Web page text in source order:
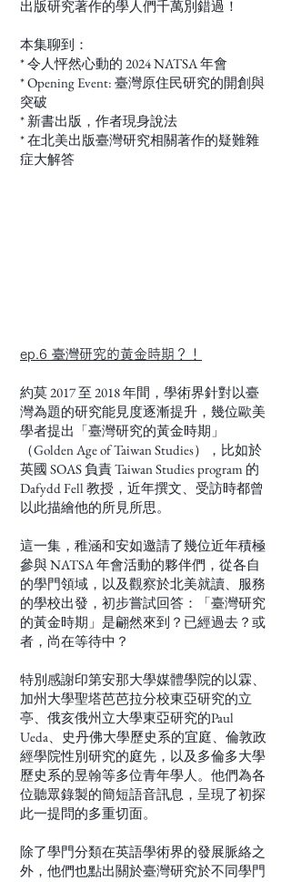
出版研究著作的學人們千萬別錯過！
本集聊到：
* 令人怦然心動的 2024 NATSA 年會
* Opening Event: 臺灣原住民研究的開創與
突破
* 新書出版，作者現身說法
* 在北美出版臺灣研究相關著作的疑難雜
症大解答
ep.6 臺灣研究的黃金時期？！
約莫 2017 至 2018 年間，學術界針對以臺
灣為題的研究能見度逐漸提升，幾位歐美
學者提出「臺灣研究的黃金時期」
（Golden Age of Taiwan Studies），比如於
英國 SOAS 負責 Taiwan Studies program 的
Dafydd Fell 教授，近年撰文、受訪時都曾
以此描繪他的所見所思。
這一集，稚涵和安如邀請了幾位近年積極
參與 NATSA 年會活動的夥伴們，從各自
的學門領域，以及觀察於北美就讀、服務
的學校出發，初步嘗試回答：「臺灣研究
的黃金時期」是翩然來到？已經過去？或
者，尚在等待中？
特別感謝印第安那大學媒體學院的以霖、
加州大學聖塔芭芭拉分校東亞研究的立
亭、俄亥俄州立大學東亞研究的Paul
Ueda、史丹佛大學歷史系的宜庭、倫敦政
經學院性別研究的庭先，以及多倫多大學
歷史系的昱翰等多位青年學人。他們為各
位聽眾錄製的簡短語音訊息，呈現了初探
此一提問的多重切面。
除了學門分類在英語學術界的發展脈絡之
外，他們也點出關於臺灣研究於不同學門